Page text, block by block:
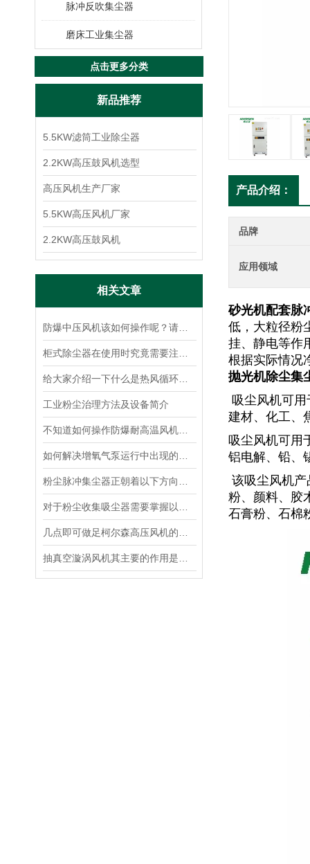
脉冲反吹集尘器
磨床工业集尘器
点击更多分类
新品推荐
5.5KW滤筒工业除尘器
2.2KW高压鼓风机选型
高压风机生产厂家
5.5KW高压风机厂家
2.2KW高压鼓风机
相关文章
工业粉尘治理方法及设备简介
产品介绍：
品牌
应用领域
砂光机配套脉
低，大粒径粉
挂、静电等作
根据实际情况
抛光机除尘集
吸尘风机可
建材、化工、
吸尘风机可用
铝电解、铅、
该吸尘风机
粉、颜料、胶
石膏粉、石棉